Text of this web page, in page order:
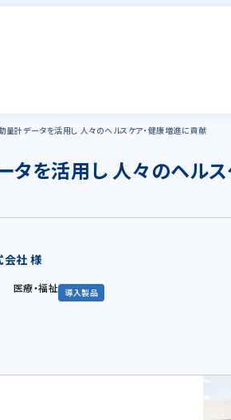
量計データを活用し 人々のヘルスケア・健康増進に貢献
タを活用し 人々のヘル
会社 様
医療・福祉 導入製品